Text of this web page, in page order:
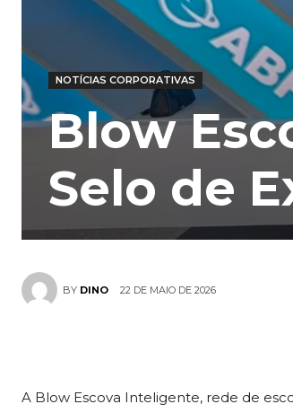
NOTÍCIAS CORPORATIVAS
Blow
Selo de
BY DINO 22 DE MAIO DE 2026
A Blow Escova Inteligente, rede de